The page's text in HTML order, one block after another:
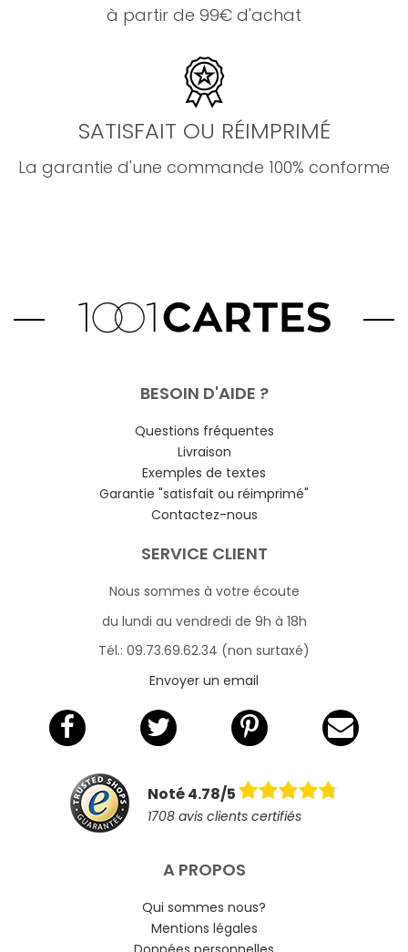
à partir de 99€ d'achat
SATISFAIT OU RÉIMPRIMÉ
La garantie d'une commande 100% conforme
BESOIN D'AIDE ?
Questions fréquentes
Livraison
Exemples de textes
Garantie "satisfait ou réimprimé"
Contactez-nous
SERVICE CLIENT
Nous sommes à votre écoute
du lundi au vendredi de 9h à 18h
Tél.: 09.73.69.62.34 (non surtaxé)
Envoyer un email
Noté 4.78/5
1708 avis clients certifiés
A PROPOS
Qui sommes nous?
Mentions légales